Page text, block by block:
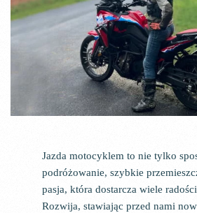
Jazda motocyklem to nie tylko
podróżowanie, szybkie
pasja, która dostarcza wiele
Rozwija, stawiając przed nami